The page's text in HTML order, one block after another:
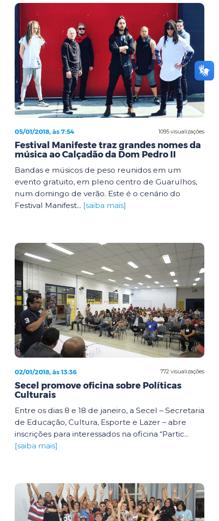
1095 visualizações
05/01/2018, às 7:54
Festival Manifeste traz grandes nomes da
música ao Calçadão da Dom Pedro II
Bandas e músicos de peso reunidos em um
evento gratuito, em pleno centro de Guarulhos,
num domingo de verão. Este é o cenário do
Festival Manifest... [saiba mais]
772 visualizações
02/01/2018, às 13:36
Secel promove oficina sobre Políticas
Culturais
Entre os dias 8 e 18 de janeiro, a Secel – Secretaria
de Educação, Cultura, Esporte e Lazer – abre
inscrições para interessados na oficina “Partic...
[saiba mais]